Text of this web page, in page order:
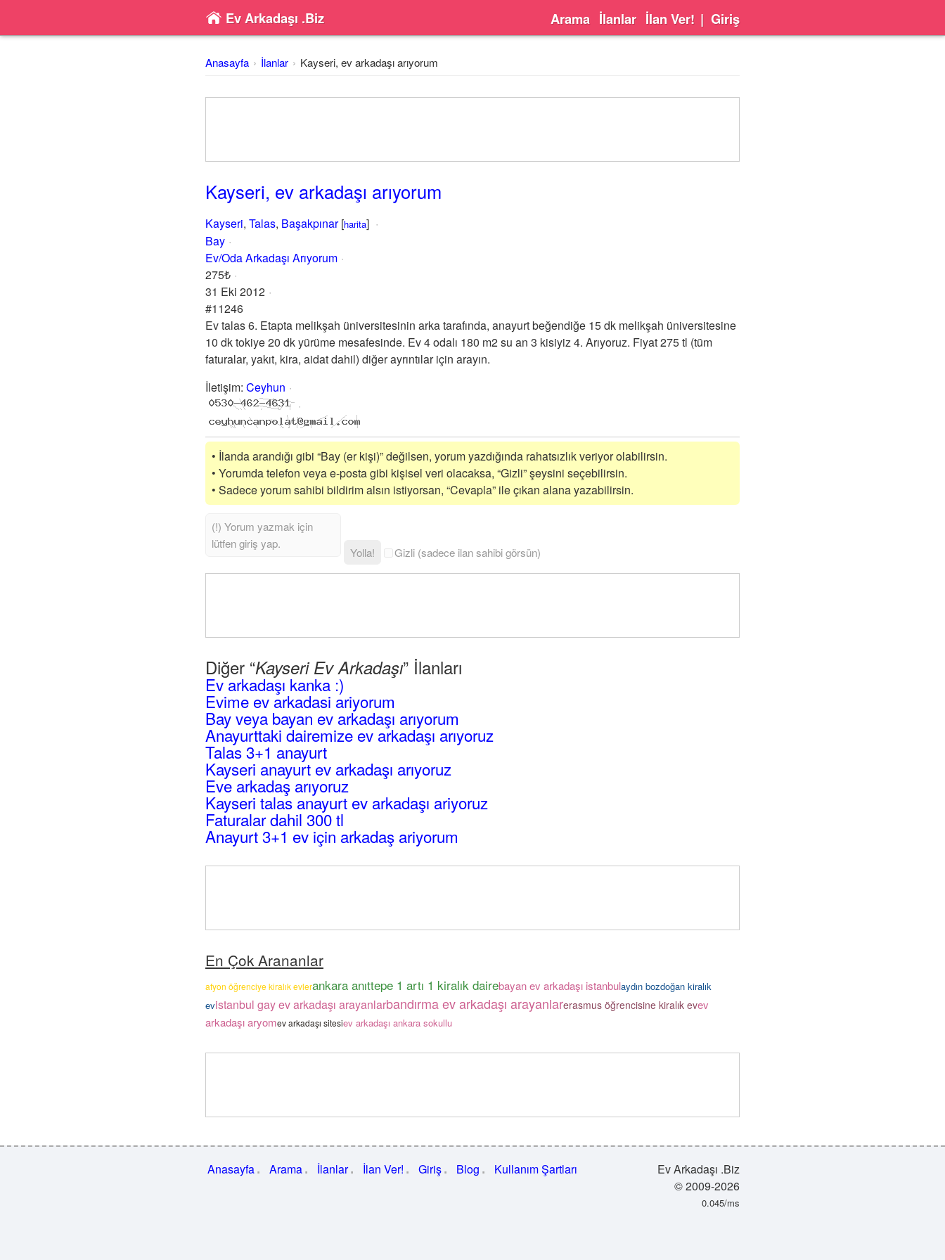
Ev Arkadaşı .Biz Arama İlanlar İlan Ver! | Giriş
Anasayfa İlanlar Kayseri, ev arkadaşı arıyorum
Kayseri, ev arkadaşı arıyorum
Kayseri, Talas, Başakpınar[harita]
Bay
Ev/Oda Arkadaşı Arıyorum
275₺
31 Eki 2012
#11246
Ev talas 6. Etapta melikşah üniversitesinin arka tarafında, anayurt beğendiğe 15 dk melikşah üniversitesine
10 dk tokiye 20 dk yürüme mesafesinde. Ev 4 odalı 180 m2 su an 3 kisiyiz 4. Arıyoruz. Fiyat 275 tl (tüm
faturalar, yakıt, kira, aidat dahil) diğer ayrıntılar için arayın.
İletişim: Ceyhun
• İlanda arandığı gibi “Bay (er kişi)” değilsen, yorum yazdığında rahatsızlık veriyor olabilirsin.
• Yorumda telefon veya e-posta gibi kişisel veri olacaksa, “Gizli” şeysini seçebilirsin.
• Sadece yorum sahibi bildirim alsın istiyorsan, “Cevapla” ile çıkan alana yazabilirsin.
Yolla! Gizli (sadece ilan sahibi görsün)
Diğer “Kayseri Ev Arkadaşı” İlanları
Ev arkadaşı kanka :)
Evime ev arkadasi ariyorum
Bay veya bayan ev arkadaşı arıyorum
Anayurttaki dairemize ev arkadaşı arıyoruz
Talas 3+1 anayurt
Kayseri anayurt ev arkadaşı arıyoruz
Eve arkadaş arıyoruz
Kayseri talas anayurt ev arkadaşı ariyoruz
Faturalar dahil 300 tl
Anayurt 3+1 ev için arkadaş ariyorum
En Çok Arananlar
afyon öğrenciye kiralık evlerankara anıttepe 1 artı 1 kiralık dairebayan ev arkadaşı istanbulaydın bozdoğan kiralık
evistanbul gay ev arkadaşı arayanlarbandırma ev arkadaşı arayanlarerasmus öğrencisine kiralık evev
arkadaşı aryomev arkadaşı sitesiev arkadaşı ankara sokullu
Anasayfa Arama İlanlar İlan Ver! Giriş Blog Kullanım Şartları
Ev Arkadaşı .Biz
© 2009-2026
0.045/ms